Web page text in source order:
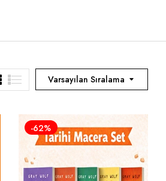
Varsayılan Sıralama
-62%